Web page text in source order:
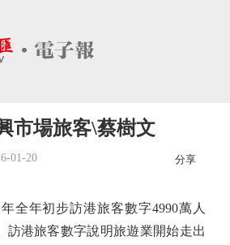
市場旅客\蔡樹文
01-20 分享
年初步訪港旅客數字4990萬人
訪港旅客數字說明旅遊業開始走出